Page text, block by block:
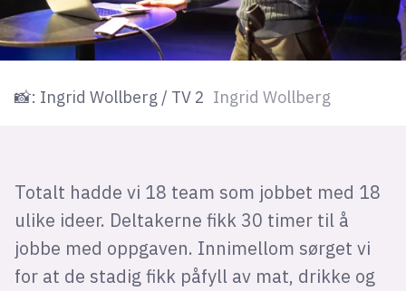
📸: Ingrid Wollberg / TV 2 Ingrid Wollberg
Totalt hadde vi 18 team som jobbet med 18
ulike ideer. Deltakerne fikk 30 timer til å
jobbe med oppgaven. Innimellom sørget vi
for at de stadig fikk påfyll av mat, drikke og